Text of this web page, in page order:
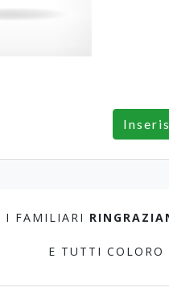
I FAMILIARI
E TUTTI COLORO